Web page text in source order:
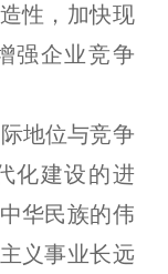
性，加快现
强企业竞争
地位与竞争
化建设的进
华民族的伟
义事业长远